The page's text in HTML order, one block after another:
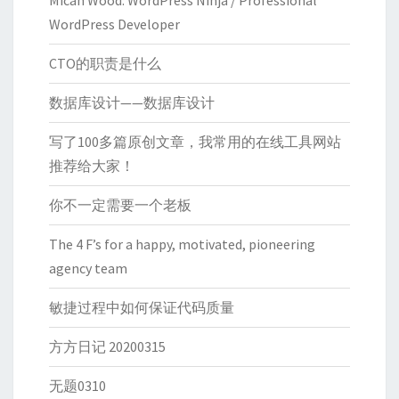
WordPress Developer
CTO的职责是什么
数据库设计——数据库设计
写了100多篇原创文章，我常用的在线工具网站
推荐给大家！
你不一定需要一个老板
The 4 F’s for a happy, motivated, pioneering
agency team
敏捷过程中如何保证代码质量
方方日记 20200315
无题0310